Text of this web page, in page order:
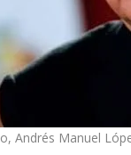
Andrés Manuel